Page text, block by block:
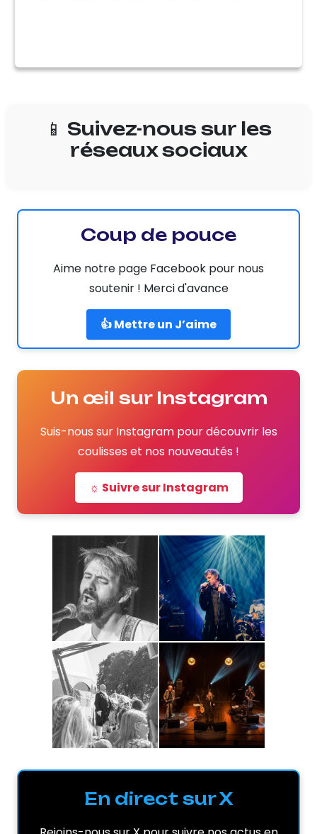
📱 Suivez-nous sur les
réseaux sociaux
Coup de pouce
Aime notre page Facebook pour nous
soutenir ! Merci d'avance
👍 Mettre un J’aime
Un œil sur Instagram
Suis-nous sur Instagram pour découvrir les
coulisses et nos nouveautés !
☼ Suivre sur Instagram
En direct sur X